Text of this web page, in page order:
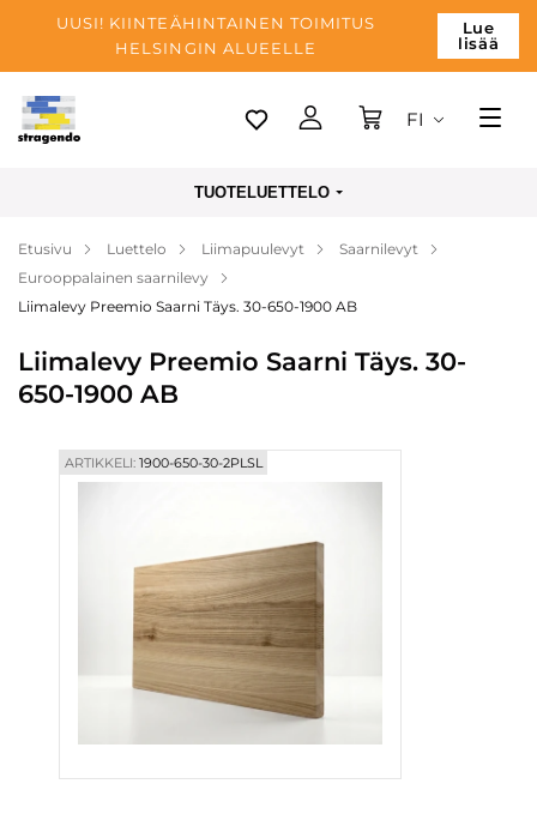
UUSI! KIINTEÄHINTAINEN TOIMITUS
HELSINGIN ALUEELLE
Lue
lisää
Tallinn
Maksu
Yrityksen
Blogi
Yhteystiedot
FI
TUOTELUETTELO
Etusivu Luettelo Liimapuulevyt
Saarnilevyt
Eurooppalainen saarnilevy
Liimalevy Preemio Saarni Täys. 30-650-1900 AB
Liimalevy Preemio Saarni Täys. 30-
650-1900 AB
ARTIKKELI:1900-650-30-2PLSL